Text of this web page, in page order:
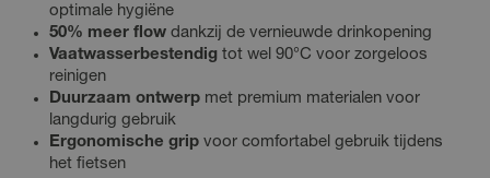
optimale hygiëne
50% meer flow dankzij de vernieuwde drinkopening
Vaatwasserbestendig tot wel 90°C voor zorgeloos
reinigen
Duurzaam ontwerp met premium materialen voor
langdurig gebruik
Ergonomische grip voor comfortabel gebruik tijdens
het fietsen